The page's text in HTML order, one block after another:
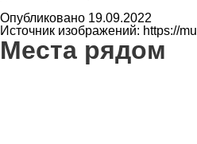
Опубликовано 19.09.2022
Источник изображений: https://
Места рядом